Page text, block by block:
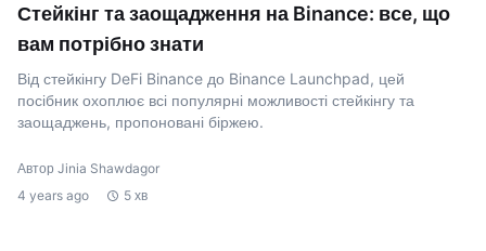
Стейкінг та заощадження на Binance: все, що
вам потрібно знати
Від стейкінгу DeFi Binance до Binance Launchpad, цей
посібник охоплює всі популярні можливості стейкінгу та
заощаджень, пропоновані біржею.
Автор Jinia Shawdagor
4 years ago
5 хв